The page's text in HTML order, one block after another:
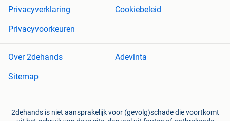
Privacyverklaring
Cookiebeleid
Privacyvoorkeuren
Over 2dehands
Adevinta
Sitemap
2dehands is niet aansprakelijk voor (gevolg)schade die voortkomt